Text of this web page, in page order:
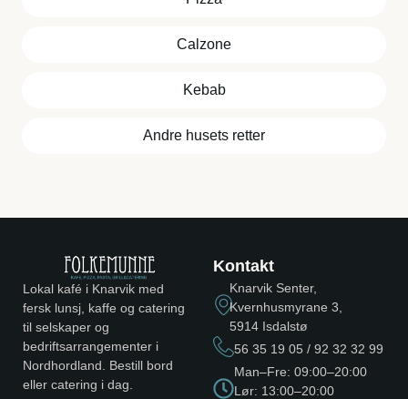
Calzone
Kebab
Andre husets retter
Lokal kafé i Knarvik med
fersk lunsj, kaffe og catering
til selskaper og
bedriftsarrangementer i
Nordhordland. Bestill bord
eller catering i dag.
Kontakt
Knarvik Senter,
Kvernhusmyrane 3,
5914 Isdalstø
56 35 19 05 / 92 32 32 99
Man–Fre: 09:00–20:00
Lør: 13:00–20:00